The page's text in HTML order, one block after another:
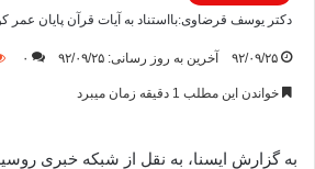
دکتر یوسف قرضاوی:بااستناد به آیات قرآن پایان عمر
۹۲/۰۹/۲۵ آخرین به روز رسانی: ۹۲/۰۹/۲۵ ۰
خواندن این مطلب 1 دقیقه زمان میبرد
به گزارش ایسنا، به نقل از شبکه خبری